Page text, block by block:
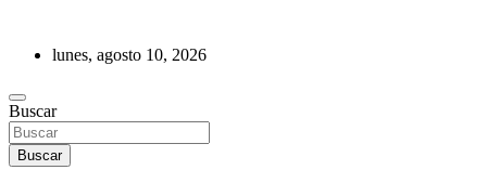
contenidolunes, agosto 10, 2026
REVISTA DE PRENSA
Buscar
Buscar